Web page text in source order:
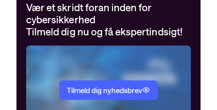
Vær et skridt foran inden for
cybersikkerhed
Tilmeld dig nu og få ekspertindsigt!
Tilmeld dig nyhedsbrev